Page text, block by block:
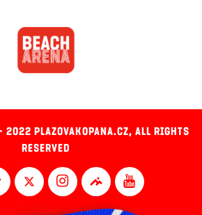
PLAZOVAKOPANA.CZ, ALL RIGHTS
RESERVED